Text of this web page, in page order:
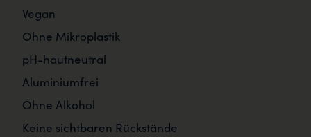
Vegan
Ohne Mikroplastik
pH-hautneutral
Aluminiumfrei
Ohne Alkohol
Keine sichtbaren Rückstände